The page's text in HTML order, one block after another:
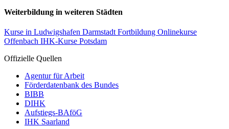
Weiterbildung in weiteren Städten
Kurse in Ludwigshafen Darmstadt Fortbildung Onlinekurse
Offenbach IHK-Kurse Potsdam
Offizielle Quellen
Agentur für Arbeit
Förderdatenbank des Bundes
BIBB
DIHK
Aufstiegs-BAföG
IHK Saarland